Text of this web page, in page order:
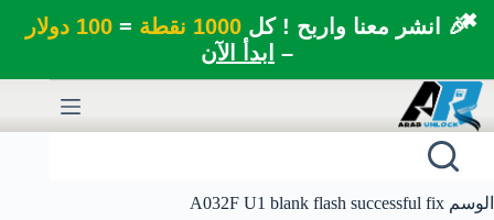
🎉 انشر معنا واربح ! كل1000 نقطة =100 دولار
– ابدأ الآن
✖
التجاوز
إلى
المحتوى
الوسم